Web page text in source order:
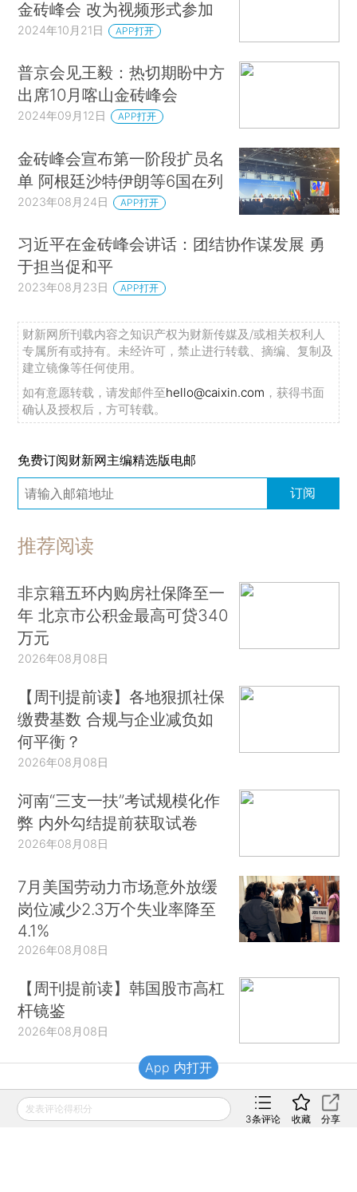
金砖峰会 改为视频形式参加
2024年10月21日 APP打开
普京会见王毅：热切期盼中方
出席10月喀山金砖峰会
2024年09月12日 APP打开
金砖峰会宣布第一阶段扩员名
单 阿根廷沙特伊朗等6国在列
2023年08月24日 APP打开
习近平在金砖峰会讲话：团结协作谋发展 勇
于担当促和平
2023年08月23日 APP打开
财新网所刊载内容之知识产权为财新传媒及/或相关权利人
专属所有或持有。未经许可，禁止进行转载、摘编、复制及
建立镜像等任何使用。
如有意愿转载，请发邮件至hello@caixin.com ，获得书面
确认及授权后，方可转载。
免费订阅财新网主编精选版电邮
订阅
推荐阅读
非京籍五环内购房社保降至一
年 北京市公积金最高可贷340
万元
2026年08月08日
【周刊提前读】各地狠抓社保
缴费基数 合规与企业减负如
何平衡？
2026年08月08日
河南“三支一扶”考试规模化作
弊 内外勾结提前获取试卷
2026年08月08日
7月美国劳动力市场意外放缓
岗位减少2.3万个失业率降至
4.1%
2026年08月08日
【周刊提前读】韩国股市高杠
杆镜鉴
2026年08月08日
财新移动
发表评论得积分
3条评论 收藏 分享
App 内打开